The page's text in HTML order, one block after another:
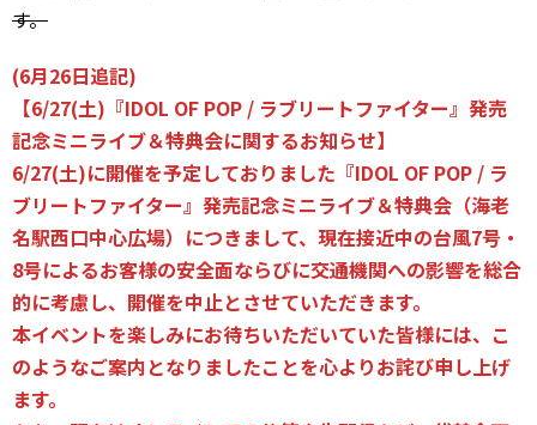
す。
(6月26日追記)
【6/27(土)『IDOL OF POP / ラブリートファイター』発売
記念ミニライブ＆特典会に関するお知らせ】
6/27(土)に開催を予定しておりました『IDOL OF POP / ラ
ブリートファイター』発売記念ミニライブ＆特典会（海老
名駅西口中心広場）につきまして、現在接近中の台風7号・
8号によるお客様の安全面ならびに交通機関への影響を総合
的に考慮し、開催を中止とさせていただきます。
本イベントを楽しみにお待ちいただいていた皆様には、こ
のようなご案内となりましたことを心よりお詫び申し上げ
ます。